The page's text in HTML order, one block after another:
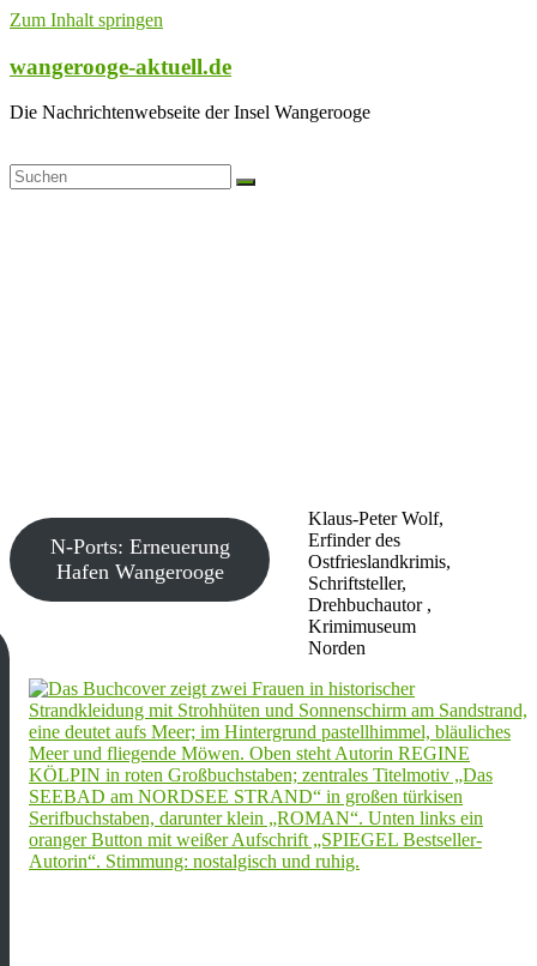
Zum Inhalt springen
wangerooge-aktuell.de
Die Nachrichtenwebseite der Insel Wangerooge
Klaus-Peter Wolf,
Erfinder des
Ostfrieslandkrimis,
Schriftsteller,
Drehbuchautor ,
Krimimuseum
Norden
N-Ports: Erneuerung
Hafen Wangerooge